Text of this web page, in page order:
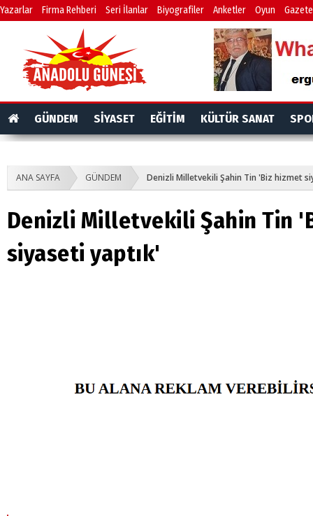
Yazarlar Firma Rehberi Seri İlanlar Biyografiler Anketler Oyun
GÜNDEM SİYASET EĞİTİM KÜLTÜR SANAT
ANA SAYFA GÜNDEM Denizli Milletvekili Şahin Tin 'Biz hizmet
Denizli Milletvekili Şahin Tin
siyaseti yaptık'